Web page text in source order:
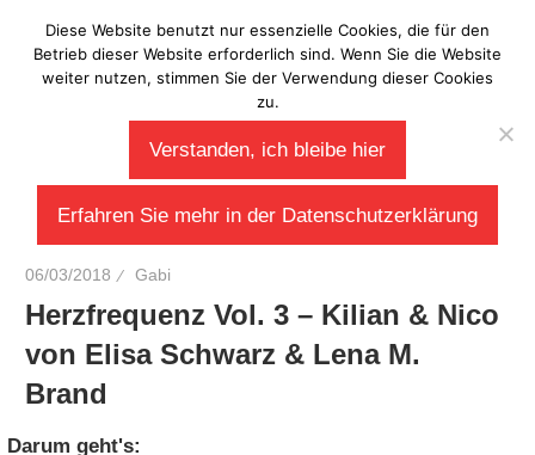
Inhalt
springen
Laberladen
06/03/2018 Gabi
Herzfrequenz Vol. 3 – Kilian & Nico
von Elisa Schwarz & Lena M.
Brand
Darum geht's:
Diese Website benutzt nur essenzielle Cookies, die für den
Betrieb dieser Website erforderlich sind. Wenn Sie die Website
weiter nutzen, stimmen Sie der Verwendung dieser Cookies
zu.
Verstanden, ich bleibe hier
Erfahren Sie mehr in der Datenschutzerklärung